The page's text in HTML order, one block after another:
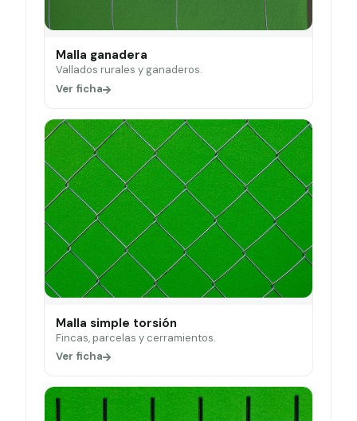
Malla ganadera
Vallados rurales y ganaderos.
Ver ficha
Malla simple torsión
Fincas, parcelas y cerramientos.
Ver ficha